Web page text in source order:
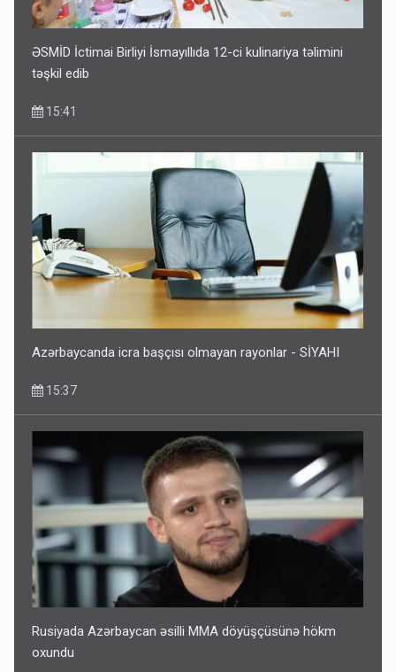
ƏSMİD İctimai Birliyi İsmayıllıda 12-ci kulinariya təlimini
təşkil edib
15:41
Azərbaycanda icra başçısı olmayan rayonlar - SİYAHI
15:37
Rusiyada Azərbaycan əsilli MMA döyüşçüsünə hökm
oxundu